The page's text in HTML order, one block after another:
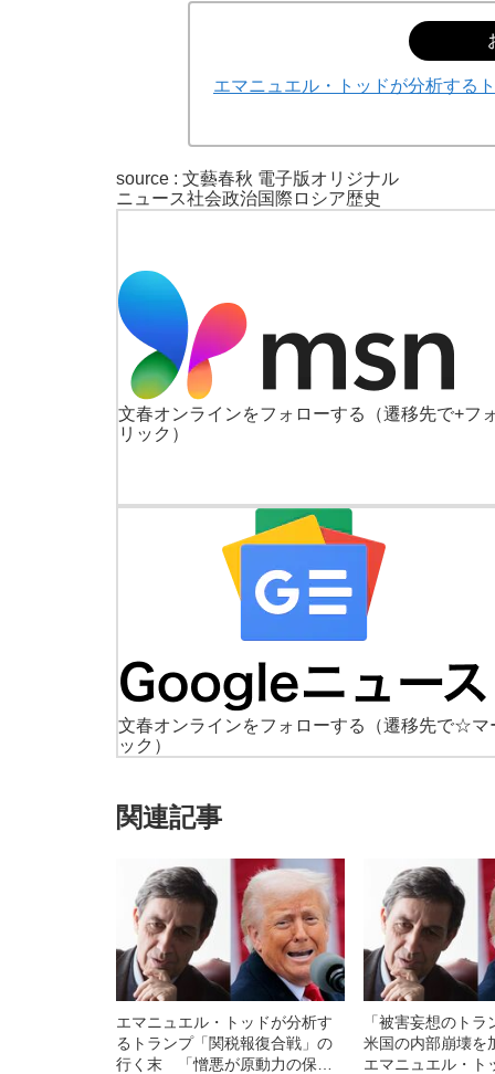
エマニュエル・トッドが分析する
source : 文藝春秋 電子版オリジナル
ニュース社会政治国際 ロシア歴史
文春オンラインをフォローする
（遷移先で+フ
リック）
文春オンラインをフォローする
（遷移先で☆マ
ック）
関連記事
エマニュエル・トッドが分析す
るトランプ「関税報復合戦」の
行く末 「憎悪が原動力の保護
「被害妄想のト
米国の内部崩壊
エマニュエル・ト